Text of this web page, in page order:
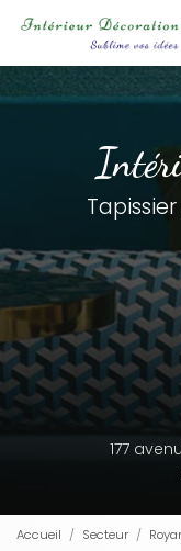
principal
177
Accueil Secteur